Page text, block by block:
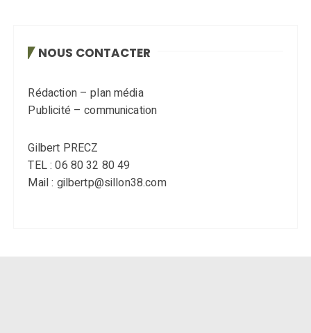
NOUS CONTACTER
Rédaction – plan média
Publicité – communication
Gilbert PRECZ
TEL : 06 80 32 80 49
Mail : gilbertp@sillon38.com